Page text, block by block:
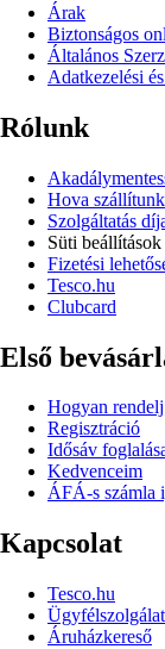
Árak
Biztonságos
Általános
Adatkezelési
Rólunk
Hova
Szolgáltatás
Süti beállítások
Fizetési
Tesco.hu
Clubcard
Első
Hogyan
Regisztráció
Idősáv
Kedvenceim
ÁFÁ-s számla
Kapcsolat
Tesco.hu
Áruházkereső